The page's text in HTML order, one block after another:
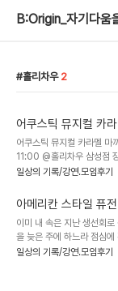
B:Origin_자기다움
홀리차우 2
어쿠스틱 뮤지컬 카
어쿠스틱 뮤지컬 카라멜
11:00 @홀리차우 삼성점
2013.07.02~07.28 공연
마끼아또 제작발표회가 있
으로 뮤지컬 극을 구성했
존의 1~3집에 수록된 곡중
는 형태다. 아바의 음악으로
아마, 어쿠스틱계의 맘마미
일상의 기록/강연.모임후기
아메리칸 스타일 퓨
우
이미 내 속은 지난 생선회
을 늦은 주에 하느라 점심
먹을거리 없다고, 널다란 홀
일상의 기록/강연.모임후기